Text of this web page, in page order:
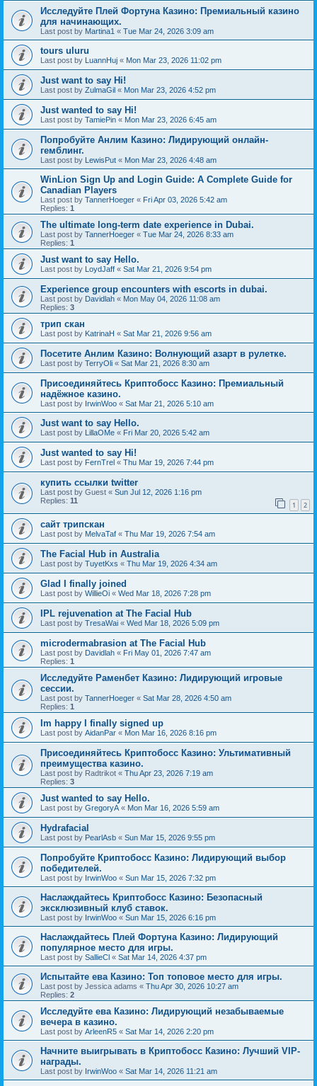
Исследуйте Плей Фортуна Казино: Премиальный казино
для начинающих.
Last post by Martina1 « Tue Mar 24, 2026 3:09 am
tours uluru
Last post by LuannHuj « Mon Mar 23, 2026 11:02 pm
Just want to say Hi!
Last post by ZulmaGil « Mon Mar 23, 2026 4:52 pm
Just wanted to say Hi!
Last post by TamiePin « Mon Mar 23, 2026 6:45 am
Попробуйте Анлим Казино: Лидирующий онлайн-
гемблинг.
Last post by LewisPut « Mon Mar 23, 2026 4:48 am
WinLion Sign Up and Login Guide: A Complete Guide for
Canadian Players
Last post by TannerHoeger « Fri Apr 03, 2026 5:42 am
Replies: 1
The ultimate long-term date experience in Dubai.
Last post by TannerHoeger « Tue Mar 24, 2026 8:33 am
Replies: 1
Just want to say Hello.
Last post by LoydJaff « Sat Mar 21, 2026 9:54 pm
Experience group encounters with escorts in dubai.
Last post by Davidlah « Mon May 04, 2026 11:08 am
Replies: 3
трип скан
Last post by KatrinaH « Sat Mar 21, 2026 9:56 am
Посетите Анлим Казино: Волнующий азарт в рулетке.
Last post by TerryOli « Sat Mar 21, 2026 8:30 am
Присоединяйтесь Криптобосс Казино: Премиальный
надёжное казино.
Last post by IrwinWoo « Sat Mar 21, 2026 5:10 am
Just want to say Hello.
Last post by LillaOMe « Fri Mar 20, 2026 5:42 am
Just wanted to say Hi!
Last post by FernTrel « Thu Mar 19, 2026 7:44 pm
купить ссылки twitter
Last post by Guest « Sun Jul 12, 2026 1:16 pm
Replies: 11 1 2
сайт трипскан
Last post by MelvaTaf « Thu Mar 19, 2026 7:54 am
The Facial Hub in Australia
Last post by TuyetKxs « Thu Mar 19, 2026 4:34 am
Glad I finally joined
Last post by WillieOi « Wed Mar 18, 2026 7:28 pm
IPL rejuvenation at The Facial Hub
Last post by TresaWai « Wed Mar 18, 2026 5:09 pm
microdermabrasion at The Facial Hub
Last post by Davidlah « Fri May 01, 2026 7:47 am
Replies: 1
Исследуйте Раменбет Казино: Лидирующий игровые
сессии.
Last post by TannerHoeger « Sat Mar 28, 2026 4:50 am
Replies: 1
Im happy I finally signed up
Last post by AidanPar « Mon Mar 16, 2026 8:16 pm
Присоединяйтесь Криптобосс Казино: Ультимативный
преимущества казино.
Last post by Radtrikot « Thu Apr 23, 2026 7:19 am
Replies: 3
Just wanted to say Hello.
Last post by GregoryA « Mon Mar 16, 2026 5:59 am
Hydrafacial
Last post by PearlAsb « Sun Mar 15, 2026 9:55 pm
Попробуйте Криптобосс Казино: Лидирующий выбор
победителей.
Last post by IrwinWoo « Sun Mar 15, 2026 7:32 pm
Наслаждайтесь Криптобосс Казино: Безопасный
эксклюзивный клуб ставок.
Last post by IrwinWoo « Sun Mar 15, 2026 6:16 pm
Наслаждайтесь Плей Фортуна Казино: Лидирующий
популярное место для игры.
Last post by SallieCl « Sat Mar 14, 2026 4:37 pm
Испытайте ева Казино: Топ топовое место для игры.
Last post by Jessica adams « Thu Apr 30, 2026 10:27 am
Replies: 2
Исследуйте ева Казино: Лидирующий незабываемые
вечера в казино.
Last post by ArleenR5 « Sat Mar 14, 2026 2:20 pm
Начните выигрывать в Криптобосс Казино: Лучший VIP-
награды.
Last post by IrwinWoo « Sat Mar 14, 2026 11:21 am